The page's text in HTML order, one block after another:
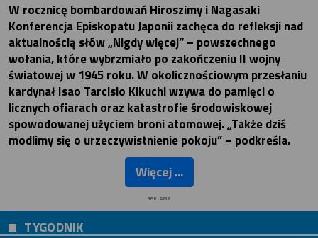
W rocznicę bombardowań Hiroszimy i Nagasaki
Konferencja Episkopatu Japonii zachęca do refleksji nad
aktualnością słów „Nigdy więcej” – powszechnego
wołania, które wybrzmiało po zakończeniu II wojny
światowej w 1945 roku. W okolicznościowym przesłaniu
kardynał Isao Tarcisio Kikuchi wzywa do pamięci o
licznych ofiarach oraz katastrofie środowiskowej
spowodowanej użyciem broni atomowej. „Także dziś
modlimy się o urzeczywistnienie pokoju” – podkreśla.
Więcej ...
REKLAMA
TYGODNIK